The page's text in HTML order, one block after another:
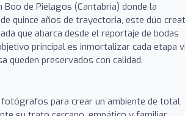
Boo de Piélagos (Cantabria) donde la
quince años de trayectoria, este dúo
que abarca desde el reportaje de bodas
principal es inmortalizar cada etapa
queden preservados con calidad.
fotógrafos para crear un ambiente de total